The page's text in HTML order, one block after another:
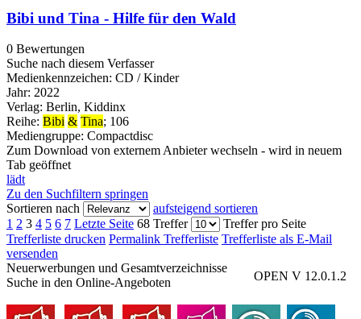
Bibi und Tina - Hilfe für den Wald
0 Bewertungen
Suche nach diesem Verfasser
Medienkennzeichen: CD / Kinder
Jahr: 2022
Verlag: Berlin, Kiddinx
Reihe: Bibi & Tina; 106
Mediengruppe: Compactdisc
Zum Download von externem Anbieter wechseln - wird in neuem
Tab geöffnet
lädt
Zu den Suchfiltern springen
Sortieren nach
aufsteigend sortieren
1 2 3 4 5 6 7 Letzte Seite 68 Treffer
Treffer pro Seite
Trefferliste drucken Permalink Trefferliste Trefferliste als E-Mail
versenden
OPEN V 12.0.1.2
Neuerwerbungen und Gesamtverzeichnisse
Suche in den Online-Angeboten